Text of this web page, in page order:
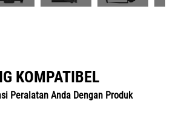
KOMPATIBEL
Peralatan Anda Dengan Produk